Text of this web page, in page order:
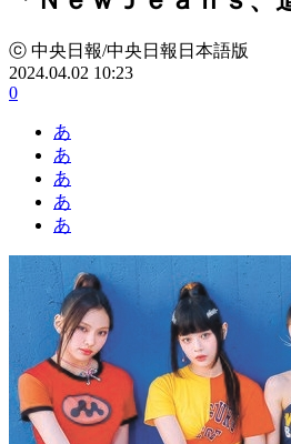
ⓒ 中央日報/中央日報日本語版
2024.04.02 10:23
0
あ
あ
あ
あ
あ